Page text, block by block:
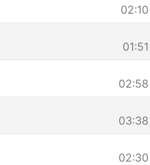
02:10
01:51
02:58
03:38
02:30